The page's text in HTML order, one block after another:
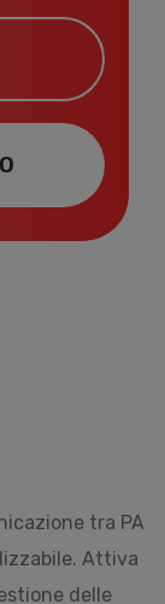
tra PA
Attiva
delle